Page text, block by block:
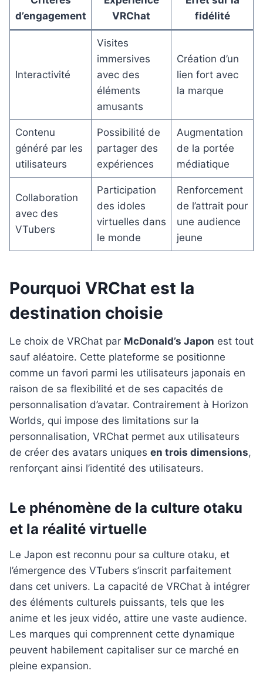
d’engagement
VRChat
fidélité
Interactivité
Visites
immersives
avec des
éléments
amusants
Création d’un
lien fort avec
la marque
Contenu
généré par les
utilisateurs
Possibilité de
partager des
expériences
Augmentation
de la portée
médiatique
Collaboration
avec des
VTubers
Participation
des idoles
virtuelles dans
le monde
Renforcement
de l’attrait pour
une audience
jeune
Pourquoi VRChat est la
destination choisie
Le choix de VRChat par McDonald’s Japon est tout
sauf aléatoire. Cette plateforme se positionne
comme un favori parmi les utilisateurs japonais en
raison de sa flexibilité et de ses capacités de
personnalisation d’avatar. Contrairement à Horizon
Worlds, qui impose des limitations sur la
personnalisation, VRChat permet aux utilisateurs
de créer des avatars uniques en trois dimensions,
renforçant ainsi l’identité des utilisateurs.
Le phénomène de la culture otaku
et la réalité virtuelle
Le Japon est reconnu pour sa culture otaku, et
l’émergence des VTubers s’inscrit parfaitement
dans cet univers. La capacité de VRChat à intégrer
des éléments culturels puissants, tels que les
anime et les jeux vidéo, attire une vaste audience.
Les marques qui comprennent cette dynamique
peuvent habilement capitaliser sur ce marché en
pleine expansion.